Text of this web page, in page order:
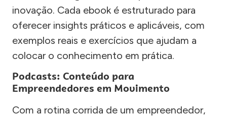
inovação. Cada ebook é estruturado para
oferecer insights práticos e aplicáveis, com
exemplos reais e exercícios que ajudam a
colocar o conhecimento em prática.
Podcasts: Conteúdo para
Empreendedores em Movimento
Com a rotina corrida de um empreendedor,